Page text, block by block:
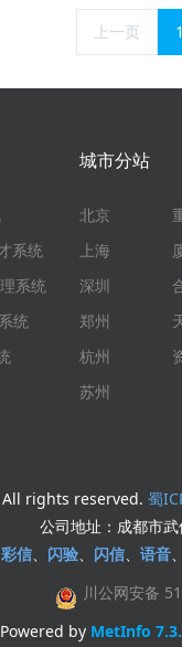
上一页 1
系统
系统
统
城市分站
北京
上海
深圳
郑州
杭州
苏州
rights reserved. 蜀
公司地址：成都市
彩信、 闪验、 闪信、 语音、
川公网安备
Powered by MetInfo